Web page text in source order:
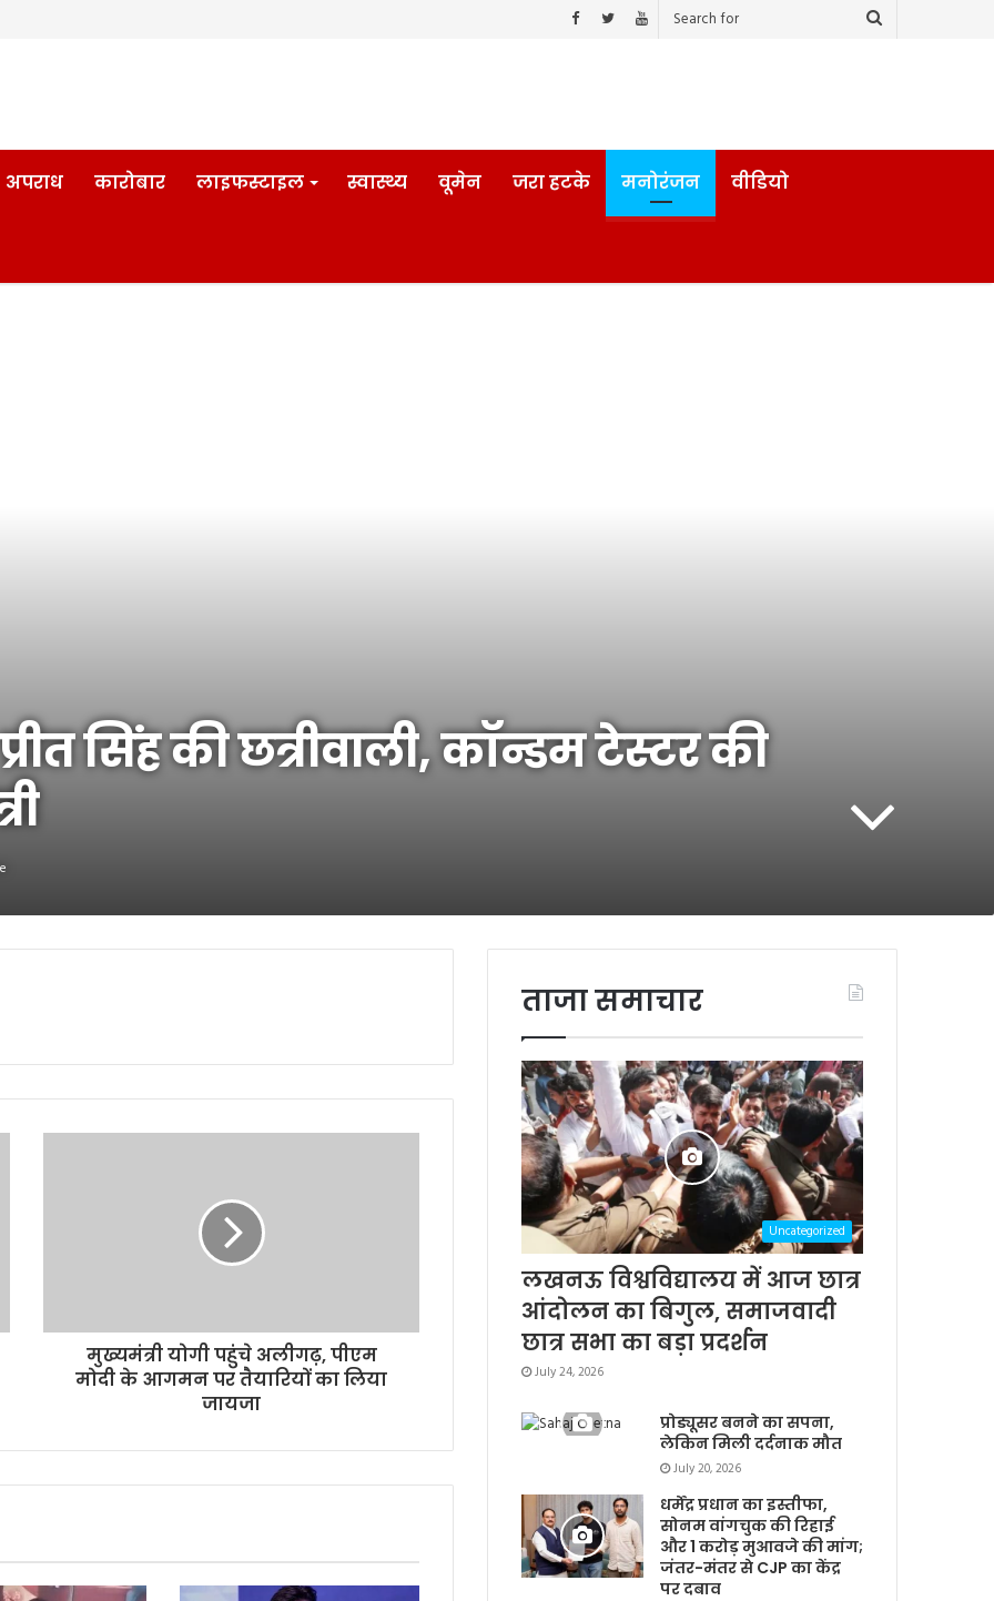
अपराध कारोबार लाइफस्टाइल स्वास्थ्य वूमेन जरा हटके मनोरंजन वीडियो
सिंह की छत्रीवाली, कॉन्डम टेस्टर की
मुख्यमंत्री योगी पहुंचे अलीगढ़, पीएम
मोदी के आगमन पर तैयारियों का लिया
जायजा
ताजा समाचार
Uncategorized
लखनऊ विश्वविद्यालय में आज छात्र
आंदोलन का बिगुल, समाजवादी
छात्र सभा का बड़ा प्रदर्शन
July 24, 2026
प्रोड्यूसर बनने का सपना,
लेकिन मिली दर्दनाक मौत
July 20, 2026
धर्मेंद्र प्रधान का इस्तीफा,
सोनम वांगचुक की रिहाई
और 1 करोड़ मुआवजे की मांग;
जंतर-मंतर से CJP का केंद्र
पर दबाव